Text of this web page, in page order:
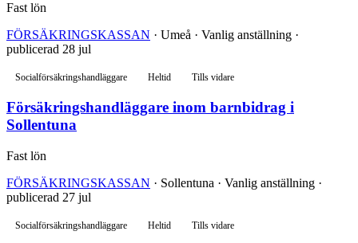
Fast lön
FÖRSÄKRINGSKASSAN · Umeå · Vanlig anställning ·
publicerad 28 jul
Socialförsäkringshandläggare Heltid Tills vidare
Försäkringshandläggare inom barnbidrag i
Sollentuna
Fast lön
FÖRSÄKRINGSKASSAN · Sollentuna · Vanlig anställning ·
publicerad 27 jul
Socialförsäkringshandläggare Heltid Tills vidare